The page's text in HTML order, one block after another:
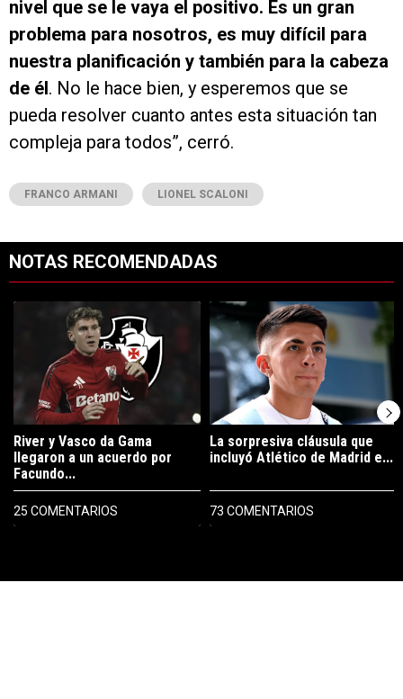
nivel que se le vaya el positivo. Es un gran
problema para nosotros, es muy difícil para
nuestra planificación y también para la cabeza
de él . No le hace bien, y esperemos que se
pueda resolver cuanto antes esta situación tan
compleja para todos”, cerró.
FRANCO ARMANI LIONEL SCALONI
NOTAS RECOMENDADAS
Un artículo de tendencia con el título "River y Vasco da Gama
River y Vasco da Gama
llegaron a un acuerdo por
Facundo...
25 COMENTARIOS
Un artículo de tendencia con el
La sorpresiva cláusula que
incluyó Atlético de Madrid e...
73 COMENTARIOS